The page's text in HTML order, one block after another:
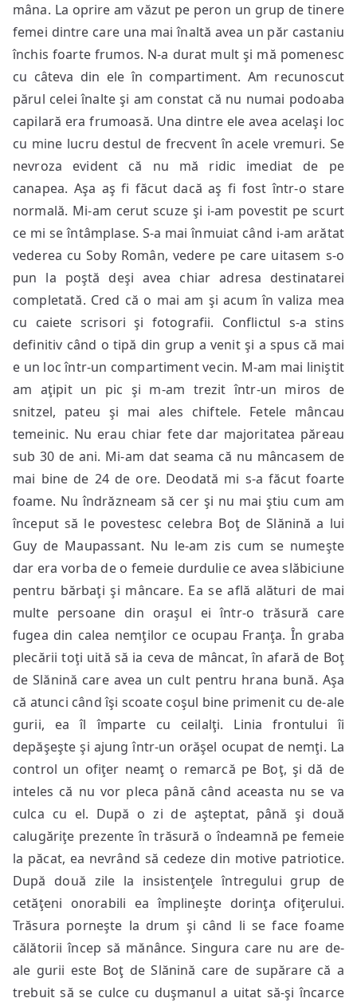
mâna. La oprire am văzut pe peron un grup de tinere
femei dintre care una mai înaltă avea un păr castaniu
închis foarte frumos. N-a durat mult şi mă pomenesc
cu câteva din ele în compartiment. Am recunoscut
părul celei înalte şi am constat că nu numai podoaba
capilară era frumoasă. Una dintre ele avea acelaşi loc
cu mine lucru destul de frecvent în acele vremuri. Se
nevroza evident că nu mă ridic imediat de pe
canapea. Aşa aş fi făcut dacă aş fi fost într-o stare
normală. Mi-am cerut scuze şi i-am povestit pe scurt
ce mi se întâmplase. S-a mai înmuiat când i-am arătat
vederea cu Soby Român, vedere pe care uitasem s-o
pun la poştă deşi avea chiar adresa destinatarei
completată. Cred că o mai am şi acum în valiza mea
cu caiete scrisori şi fotografii. Conflictul s-a stins
definitiv când o tipă din grup a venit şi a spus că mai
e un loc într-un compartiment vecin. M-am mai liniştit
am aţipit un pic şi m-am trezit într-un miros de
snitzel, pateu şi mai ales chiftele. Fetele mâncau
temeinic. Nu erau chiar fete dar majoritatea păreau
sub 30 de ani. Mi-am dat seama că nu mâncasem de
mai bine de 24 de ore. Deodată mi s-a făcut foarte
foame. Nu îndrăzneam să cer şi nu mai ştiu cum am
început să le povestesc celebra Boţ de Slănină a lui
Guy de Maupassant. Nu le-am zis cum se numeşte
dar era vorba de o femeie durdulie ce avea slăbiciune
pentru bărbaţi şi mâncare. Ea se află alături de mai
multe persoane din oraşul ei într-o trăsură care
fugea din calea nemţilor ce ocupau Franţa. În graba
plecării toţi uită să ia ceva de mâncat, în afară de Boţ
de Slănină care avea un cult pentru hrana bună. Aşa
că atunci când îşi scoate coşul bine primenit cu de-ale
gurii, ea îl împarte cu ceilalţi. Linia frontului îi
depăşeşte şi ajung într-un orăşel ocupat de nemţi. La
control un ofiţer neamţ o remarcă pe Boţ, şi dă de
inteles că nu vor pleca până când aceasta nu se va
culca cu el. După o zi de aşteptat, până şi două
calugăriţe prezente în trăsură o îndeamnă pe femeie
la păcat, ea nevrând să cedeze din motive patriotice.
După două zile la insistenţele întregului grup de
cetăţeni onorabili ea împlineşte dorinţa ofiţerului.
Trăsura porneşte la drum şi când li se face foame
călătorii încep să mănânce. Singura care nu are de-
ale gurii este Boţ de Slănină care de supărare că a
trebuit să se culce cu duşmanul a uitat să-şi încarce